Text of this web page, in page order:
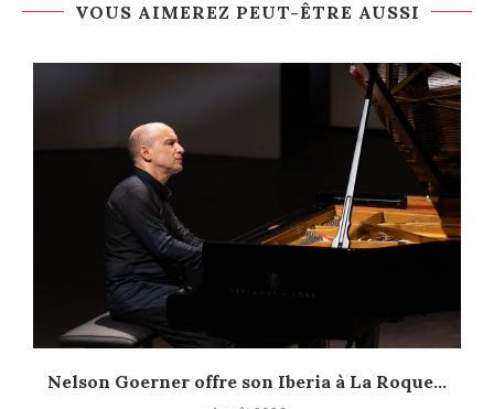
VOUS AIMEREZ PEUT-ÊTRE AUSSI
Nelson Goerner offre son Iberia à La Roque...